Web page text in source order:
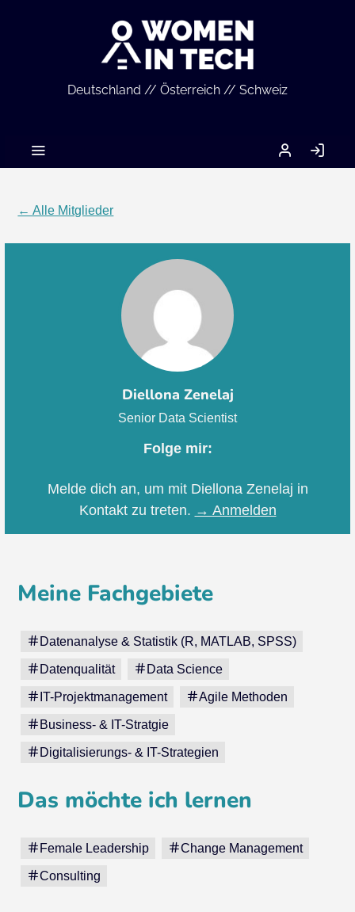
Deutschland // Österreich // Schweiz
MEIN
ACCOUNT
← Alle Mitglieder
Diellona Zenelaj
Senior Data Scientist
Folge mir:
Melde dich an, um mit Diellona Zenelaj in
Kontakt zu treten. → Anmelden
Meine Fachgebiete
Datenanalyse & Statistik (R, MATLAB, SPSS)
Datenqualität Data Science
IT-Projektmanagement Agile Methoden
Business- & IT-Stratgie
Digitalisierungs- & IT-Strategien
Das möchte ich lernen
Female Leadership Change Management
Consulting